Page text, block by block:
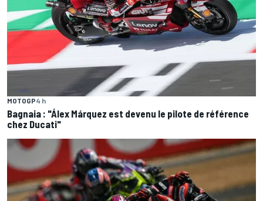
MOTOGP4 h
Bagnaia : "Álex Márquez est devenu le pilote de référence
chez Ducati"